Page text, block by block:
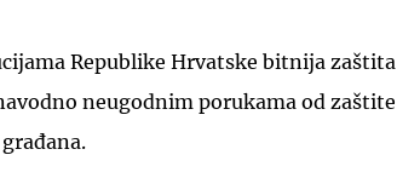
Republike Hrvatske bitnija zaštita
neugodnim porukama od zaštite